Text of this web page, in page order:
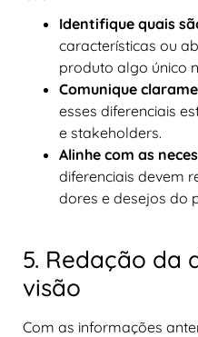
Identifique quais
características ou
produto algo único
Comunique
esses diferenciais
e stakeholders.
Alinhe com as
diferenciais devem
dores e desejos do
5. Redação da
visão
Com as informações